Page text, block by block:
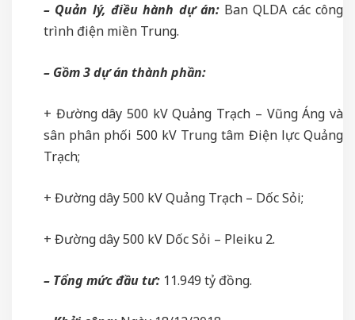
– Quản lý, điều hành dự án:Ban QLDA các công
trình điện miền Trung.
– Gồm 3 dự án thành phần:
+ Đường dây 500 kV Quảng Trạch – Vũng Áng và
sân phân phối 500 kV Trung tâm Điện lực Quảng
Trạch;
+ Đường dây 500 kV Quảng Trạch – Dốc Sỏi;
+ Đường dây 500 kV Dốc Sỏi – Pleiku 2.
– Tổng mức đầu tư: 11.949 tỷ đồng.